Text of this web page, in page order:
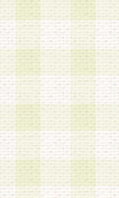
人 である
録を行う
者につい
権者によ
第3条 会員
1.会員登
る登録は
2.会員登